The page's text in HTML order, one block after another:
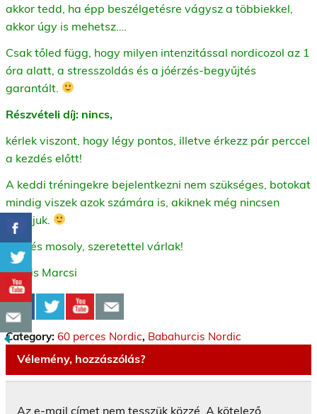
akkor tedd, ha épp beszélgetésre vágysz a többiekkel,
akkor úgy is mehetsz….
Csak tőled függ, hogy milyen intenzitással nordicozol az 1
óra alatt, a stresszoldás és a jóérzés-begyűjtés
garantált.
Részvételi díj: nincs,
kérlek viszont, hogy légy pontos, illetve érkezz pár perccel
a kezdés előtt!
A keddi tréningekre bejelentkezni nem szükséges, botokat
mindig viszek azok számára is, akiknek még nincsen
sajátjuk.
Üdv és mosoly, szeretettel várlak!
Kocsis Marcsi
Category: 60 perces Nordic, Babahurcis Nordic
Vélemény, hozzászólás?
Az e-mail címet nem tesszük közzé. A kötelező